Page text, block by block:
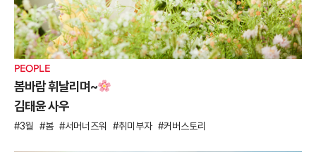
PEOPLE
봄바람 휘날리며~
김태윤 사우
3월 봄 서머너즈워 취미부자 커버스토리